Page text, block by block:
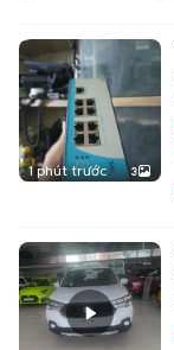
1 phút trước 3